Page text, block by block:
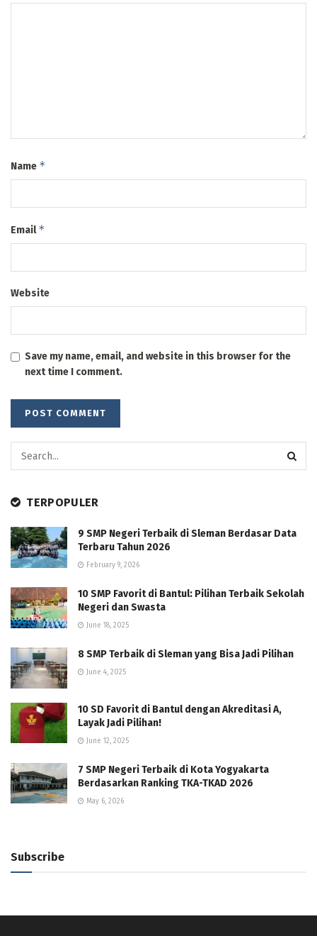
Name *
Email*
Website
Save my name, email, and website in this browser for the
next time I comment.
TERPOPULER
9 SMP Negeri Terbaik di Sleman Berdasar Data
Terbaru Tahun 2026
February 9, 2026
10 SMP Favorit di Bantul: Pilihan Terbaik Sekolah
Negeri dan Swasta
June 18, 2025
8 SMP Terbaik di Sleman yang Bisa Jadi Pilihan
June 4, 2025
10 SD Favorit di Bantul dengan Akreditasi A,
Layak Jadi Pilihan!
June 12, 2025
7 SMP Negeri Terbaik di Kota Yogyakarta
Berdasarkan Ranking TKA-TKAD 2026
May 6, 2026
Subscribe